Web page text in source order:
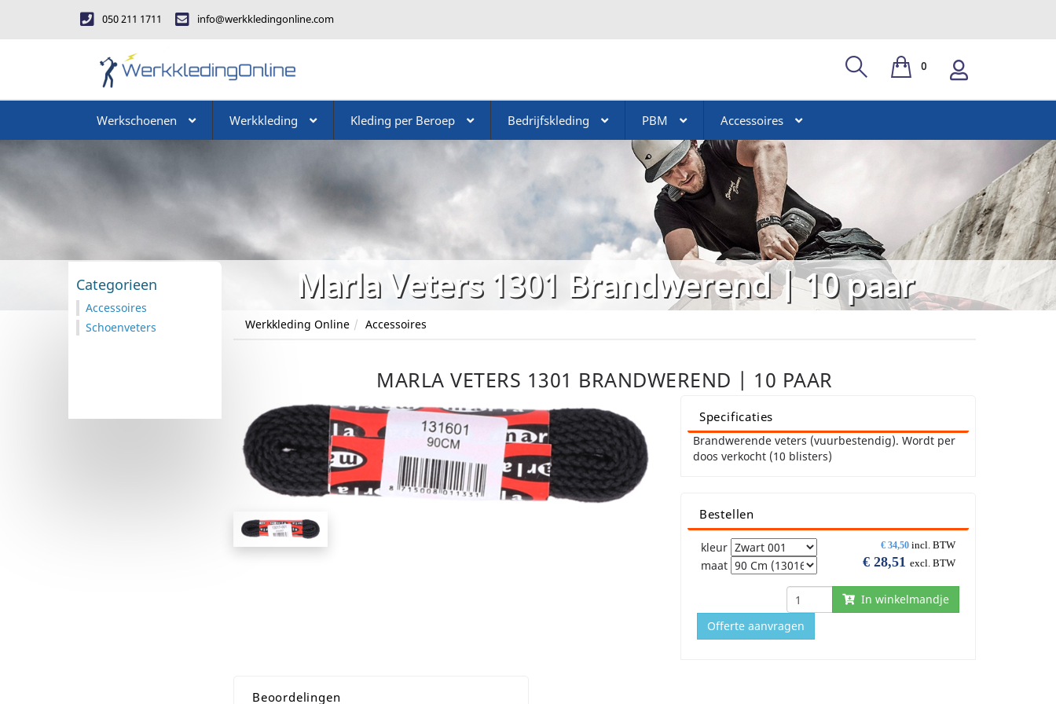
050 211 1711 info@werkkledingonline.com
0
Werkschoenen Werkkleding Kleding per Beroep Bedrijfskleding PBM Accessoires
Marla Veters 1301 Brandwerend | 10 paar
Werkkleding Online Accessoires
MARLA VETERS 1301 BRANDWEREND | 10 PAAR
Specificaties
Brandwerende veters (vuurbestendig). Wordt per
doos verkocht (10 blisters)
Bestellen
€ 34,50 incl. BTW
€ 28,51 excl. BTW
kleur
maat
In winkelmandje
Offerte aanvragen
Beoordelingen
Categorieen
Accessoires
Schoenveters